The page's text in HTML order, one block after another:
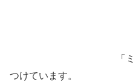
「ミニトマト
つけています。